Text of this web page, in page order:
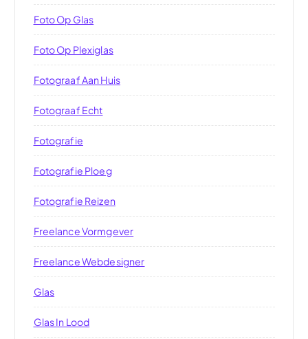
Foto Op Glas
Foto Op Plexiglas
Fotograaf Aan Huis
Fotograaf Echt
Fotografie
Fotografie Ploeg
Fotografie Reizen
Freelance Vormgever
Freelance Webdesigner
Glas
Glas In Lood